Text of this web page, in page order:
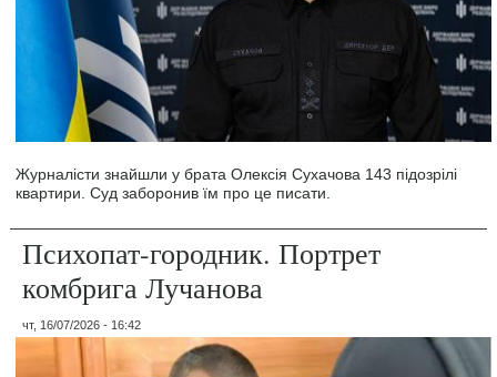
Журналісти знайшли у брата Олексія Сухачова 143 підозрілі
квартири. Суд заборонив їм про це писати.
Психопат-городник. Портрет
комбрига Лучанова
чт, 16/07/2026 - 16:42